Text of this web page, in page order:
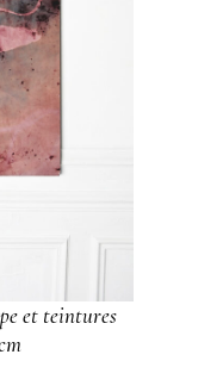
et teintures